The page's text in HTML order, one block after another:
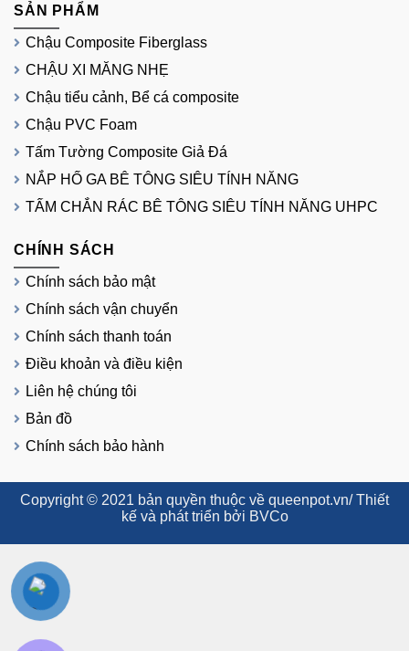
SẢN PHẨM
Chậu Composite Fiberglass
CHẬU XI MĂNG NHẸ
Chậu tiểu cảnh, Bể cá composite
Chậu PVC Foam
Tấm Tường Composite Giả Đá
NẮP HỐ GA BÊ TÔNG SIÊU TÍNH NĂNG
TẤM CHẮN RÁC BÊ TÔNG SIÊU TÍNH NĂNG UHPC
CHÍNH SÁCH
Chính sách bảo mật
Chính sách vận chuyển
Chính sách thanh toán
Điều khoản và điều kiện
Liên hệ chúng tôi
Bản đồ
Chính sách bảo hành
Copyright © 2021 bản quyền thuộc về queenpot.vn/ Thiết
kế và phát triển bởi BVCo